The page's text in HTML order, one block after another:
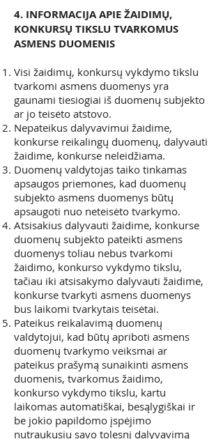
4. INFORMACIJA APIE ŽAIDIMŲ,
KONKURSŲ TIKSLU TVARKOMUS
ASMENS DUOMENIS
Visi žaidimų, konkursų vykdymo tikslu
tvarkomi asmens duomenys yra
gaunami tiesiogiai iš duomenų subjekto
ar jo teisėto atstovo.
Nepateikus dalyvavimui žaidime,
konkurse reikalingų duomenų, dalyvauti
žaidime, konkurse neleidžiama.
Duomenų valdytojas taiko tinkamas
apsaugos priemones, kad duomenų
subjekto asmens duomenys būtų
apsaugoti nuo neteisėto tvarkymo.
Atsisakius dalyvauti žaidime, konkurse
duomenų subjekto pateikti asmens
duomenys toliau nebus tvarkomi
žaidimo, konkurso vykdymo tikslu,
tačiau iki atsisakymo dalyvauti žaidime,
konkurse tvarkyti asmens duomenys
bus laikomi tvarkytais teisėtai.
Pateikus reikalavimą duomenų
valdytojui, kad būtų apriboti asmens
duomenų tvarkymo veiksmai ar
pateikus prašymą sunaikinti asmens
duomenis, tvarkomus žaidimo,
konkurso vykdymo tikslu, kartu
laikomas automatiškai, besąlygiškai ir
be jokio papildomo įspėjimo
nutraukusiu savo tolesnį dalyvavimą